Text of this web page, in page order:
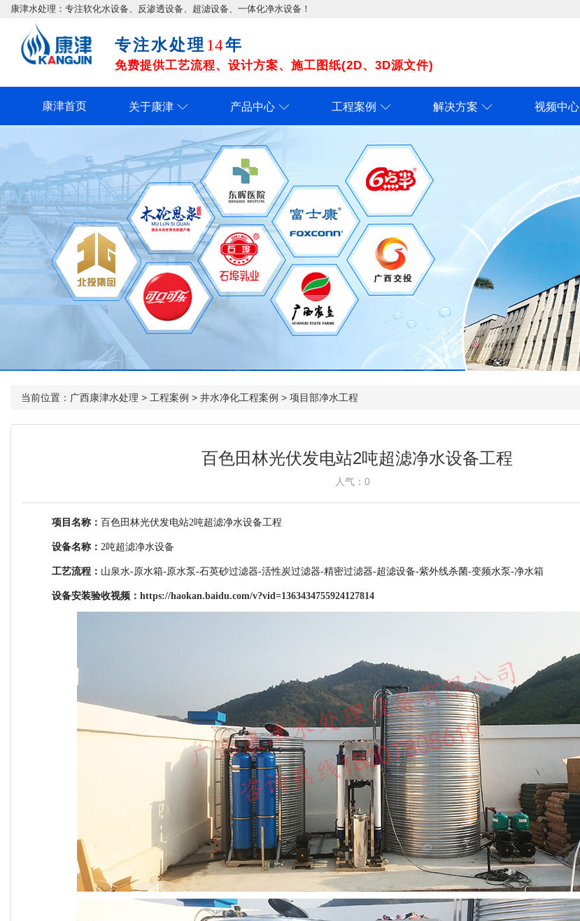
康津水处理：专注软化水设备、反渗透设备、超滤设备、一体化净水设备！
专注水处理 14年
免费提供工艺流程、设计方案、施工图纸(2D、3D源文件)
康津首页 关于康津 产品中心 工程案例 解决方案 视频中心
当前位置： 广西康津水处理 > 工程案例 > 井水净化工程案例 > 项目部净水工程
百色田林光伏发电站2吨超滤净水设备工程
人气： 0
项目名称： 百色田林光伏发电站2吨超滤净水设备工程
设备名称： 2吨超滤净水设备
工艺流程： 山泉水-原水箱-原水泵-石英砂过滤器-活性炭过滤器-精密过滤器-超滤设备-紫外线杀菌-变频水泵-净水箱
设备安装验收视频： https://haokan.baidu.com/v?vid=1363434755924127814